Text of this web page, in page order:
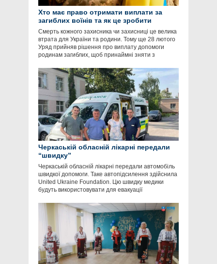
Хто має право отримати виплати за
загиблих воїнів та як це зробити
Смерть кожного захисника чи захисниці це велика
втрата для України та родини. Тому ще 28 лютого
Уряд прийняв рішення про виплату допомоги
родинам загиблих, щоб принаймні зняти з
Черкаській обласній лікарні передали
“швидку”
Черкаській обласній лікарні передали автомобіль
швидкої допомоги. Таке автопідсилення здійснила
United Ukraine Foundation. Цю швидку медики
будуть використовувати для евакуації